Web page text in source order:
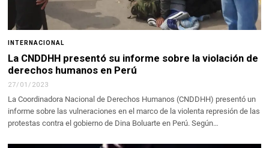
INTERNACIONAL
La CNDDHH presentó su informe sobre la violación de
derechos humanos en Perú
27/01/2023
La Coordinadora Nacional de Derechos Humanos (CNDDHH) presentó un
informe sobre las vulneraciones en el marco de la violenta represión de las
protestas contra el gobierno de Dina Boluarte en Perú. Según…